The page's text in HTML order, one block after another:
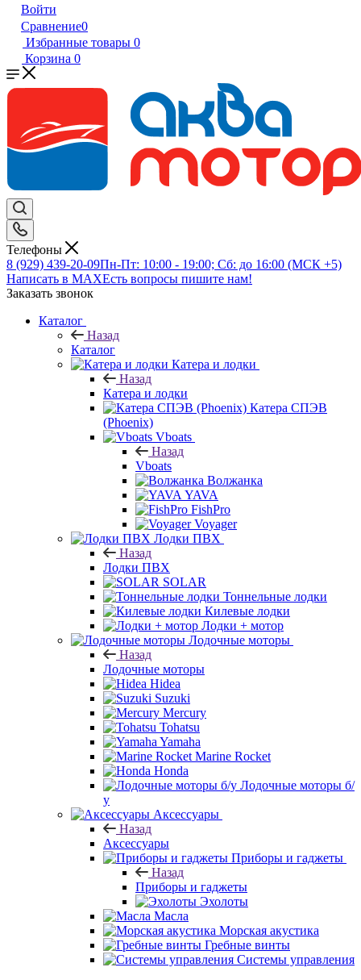
Войти
Сравнение0
Избранные товары 0
Корзина 0
Телефоны
8 (929) 439-20-09Пн-Пт: 10:00 - 19:00; Сб: до 16:00 (МСК +5)
Написать в MAXЕсть вопросы пишите нам!
Заказать звонок
Каталог
Назад
Каталог
Катера и лодки
Назад
Катера и лодки
Катера СПЭВ
(Phoenix)
Vboats
Назад
Vboats
Волжанка
YAVA
FishPro
Voyager
Лодки ПВХ
Назад
Лодки ПВХ
SOLAR
Тоннельные лодки
Килевые лодки
Лодки + мотор
Лодочные моторы
Назад
Лодочные моторы
Hidea
Suzuki
Mercury
Tohatsu
Yamaha
Marine Rocket
Honda
Лодочные моторы б/
у
Аксессуары
Назад
Аксессуары
Приборы и гаджеты
Назад
Приборы и гаджеты
Эхолоты
Масла
Морская акустика
Гребные винты
Системы управления